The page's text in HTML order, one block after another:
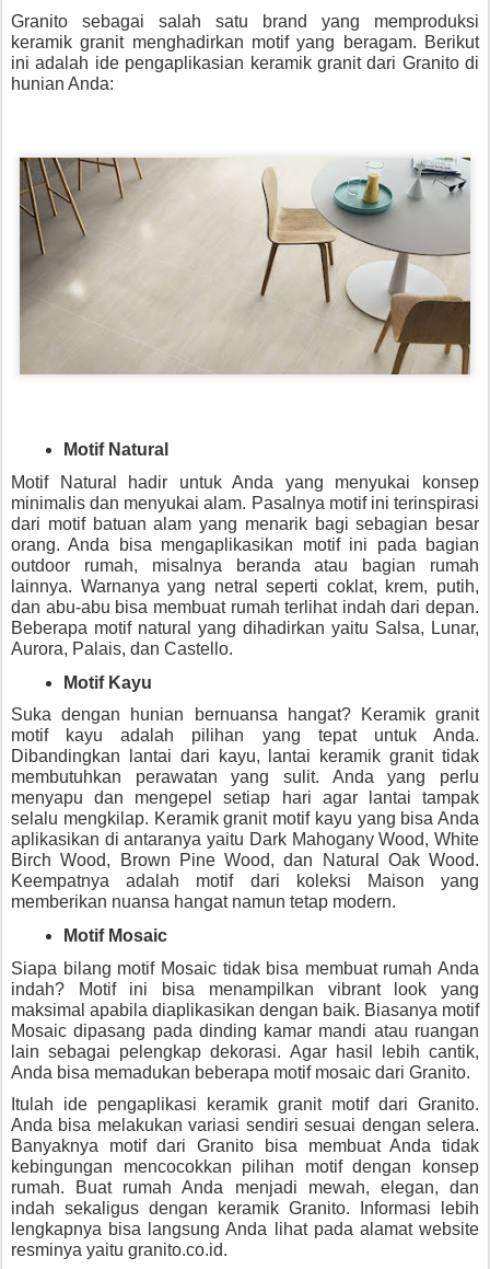
Granito sebagai salah satu brand yang memproduksi
keramik granit menghadirkan motif yang beragam. Berikut
ini adalah ide pengaplikasian keramik granit dari Granito di
hunian Anda:
Motif Natural
Motif Natural hadir untuk Anda yang menyukai konsep
minimalis dan menyukai alam. Pasalnya motif ini terinspirasi
dari motif batuan alam yang menarik bagi sebagian besar
orang. Anda bisa mengaplikasikan motif ini pada bagian
outdoor rumah, misalnya beranda atau bagian rumah
lainnya. Warnanya yang netral seperti coklat, krem, putih,
dan abu-abu bisa membuat rumah terlihat indah dari depan.
Beberapa motif natural yang dihadirkan yaitu Salsa, Lunar,
Aurora, Palais, dan Castello.
Motif Kayu
Suka dengan hunian bernuansa hangat?
Keramik granit
motif
kayu adalah pilihan yang tepat untuk Anda.
Dibandingkan lantai dari kayu, lantai keramik granit tidak
membutuhkan perawatan yang sulit. Anda yang perlu
menyapu dan mengepel setiap hari agar lantai tampak
selalu mengkilap. Keramik granit motif kayu yang bisa Anda
aplikasikan di antaranya yaitu Dark Mahogany Wood, White
Birch Wood, Brown Pine Wood, dan Natural Oak Wood.
Keempatnya adalah motif dari koleksi Maison yang
memberikan nuansa hangat namun tetap modern.
Motif Mosaic
Siapa bilang motif Mosaic tidak bisa membuat rumah Anda
indah? Motif ini bisa menampilkan vibrant look yang
maksimal apabila diaplikasikan dengan baik. Biasanya motif
Mosaic dipasang pada dinding kamar mandi atau ruangan
lain sebagai pelengkap dekorasi. Agar hasil lebih cantik,
Anda bisa memadukan beberapa motif mosaic dari Granito.
Itulah ide pengaplikasi
keramik granit motif dari Granito.
Anda bisa melakukan variasi sendiri sesuai dengan selera.
Banyaknya motif dari Granito bisa membuat Anda tidak
kebingungan mencocokkan pilihan motif dengan konsep
rumah. Buat rumah Anda menjadi mewah, elegan, dan
indah sekaligus dengan keramik Granito. Informasi lebih
lengkapnya bisa langsung Anda lihat pada alamat website
resminya yaitu granito.co.id.